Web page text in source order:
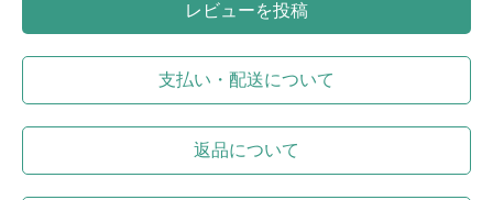
レビューを投稿
支払い・配送について
返品について